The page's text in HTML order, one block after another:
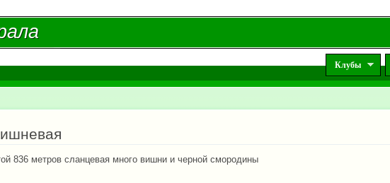
Клубы
836 метров сланцевая много вишни и черной смородины